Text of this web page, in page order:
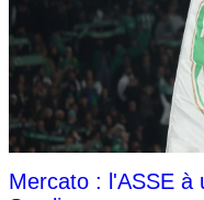
Mercato : l'ASSE à